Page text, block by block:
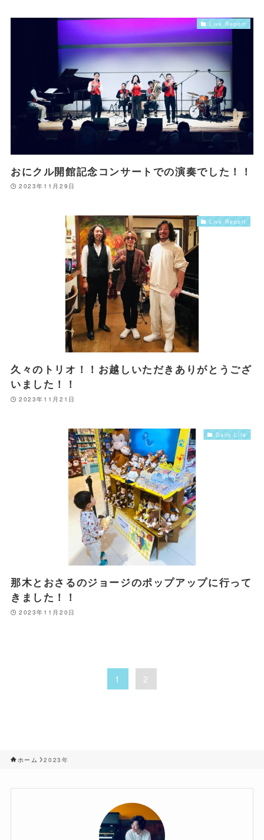
Live Report
おにクル開館記念コンサートでの演奏でした！！
2023年11月29日
Live Report
久々のトリオ！！お越しいただきありがとうござ
いました！！
2023年11月21日
Daily Life
那木とおさるのジョージのポップアップに行って
きました！！
2023年11月20日
1 2
ホーム 2023年